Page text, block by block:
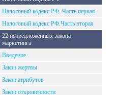
Налоговый кодекс РФ. Часть первая
Налоговый кодекс РФ.Часть вторая
22 непредложенных закона
маркетинга
Введение
Закон жертвы
Закон атрибутов
Закон откровенности